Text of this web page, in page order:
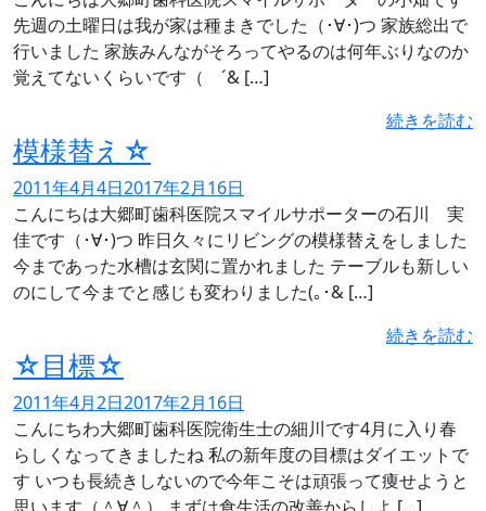
先週の土曜日は我が家は種まきでした（･∀･)つ 家族総出で
行いました 家族みんながそろってやるのは何年ぶりなのか
覚えてないくらいです（ ´& […]
続きを読む
模様替え☆
2011年4月4日2017年2月16日
こんにちは大郷町歯科医院スマイルサポーターの石川 実
佳です（･∀･)つ 昨日久々にリビングの模様替えをしました
今まであった水槽は玄関に置かれました テーブルも新しい
のにして今までと感じも変わりました(｡･& […]
続きを読む
☆目標☆
2011年4月2日2017年2月16日
こんにちわ大郷町歯科医院衛生士の細川です4月に入り春
らしくなってきましたね 私の新年度の目標はダイエットで
す いつも長続きしないので今年こそは頑張って痩せようと
思います（＾∀＾） まずは食生活の改善からしよ […]